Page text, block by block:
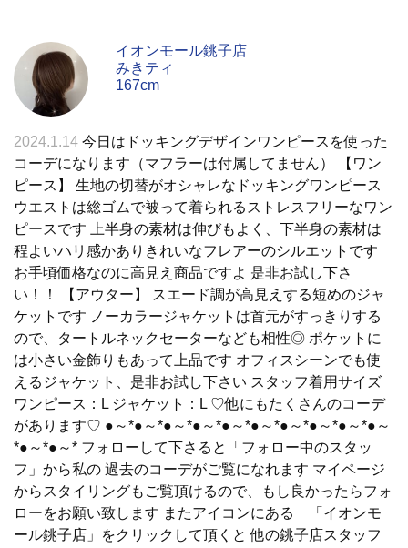
イオンモール銚子店
みきティ
167cm
2024.1.14 今日はドッキングデザインワンピースを使った
コーデになります（マフラーは付属してません） 【ワン
ピース】 生地の切替がオシャレなドッキングワンピース
ウエストは総ゴムで被って着られるストレスフリーなワン
ピースです 上半身の素材は伸びもよく、下半身の素材は
程よいハリ感かありきれいなフレアーのシルエットです
お手頃価格なのに高見え商品ですよ 是非お試し下さ
い！！ 【アウター】 スエード調が高見えする短めのジャ
ケットです ノーカラージャケットは首元がすっきりする
ので、タートルネックセーターなども相性◎ ポケットに
は小さい金飾りもあって上品です オフィスシーンでも使
えるジャケット、是非お試し下さい スタッフ着用サイズ
ワンピース：L ジャケット：L ♡他にもたくさんのコーデ
があります♡ ●～*●～*●～*●～*●～*●～*●～*●～*●～*●～
*●～*●～* フォローして下さると「フォロー中のスタッ
フ」から私の 過去のコーデがご覧になれます マイページ
からスタイリングもご覧頂けるので、もし良かったらフォ
ローをお願い致します またアイコンにある 「イオンモ
ール銚子店」をクリックして頂くと 他の銚子店スタッフ